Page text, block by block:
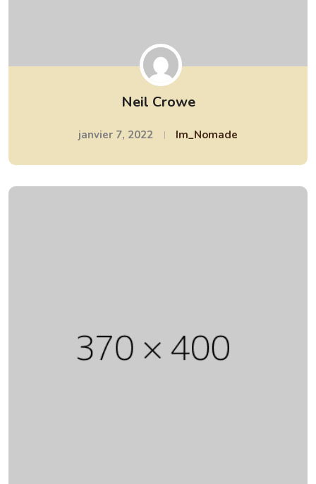
Neil Crowe
janvier 7, 2022 Im_Nomade